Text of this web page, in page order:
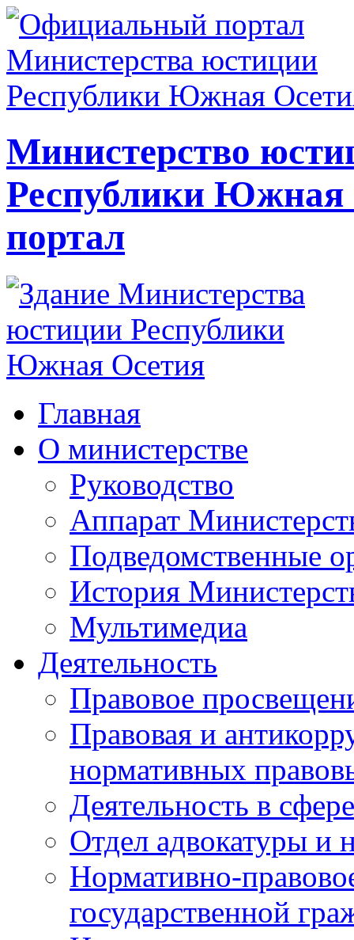
Министерство
Республики
портал
Главная
О министерстве
Руководство
Аппарат
Подведомственные
История
Мультимедиа
Деятельность
Правовое
Правовая и
нормативных
Деятельность в
Отдел адвокатуры и
Нормативно-
государственной